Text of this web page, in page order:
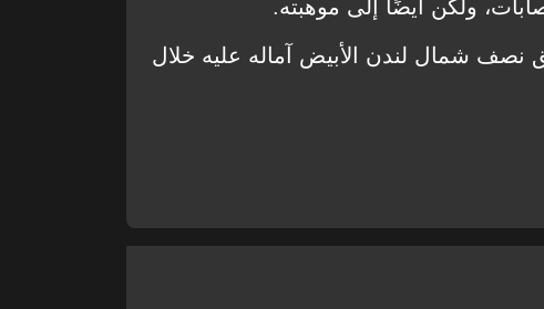
ولكن أيضًا إلى موهبته.
نصف شمال لندن الأبيض آماله عليه خلال